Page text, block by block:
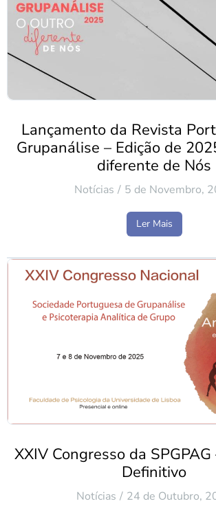
Lançamento da Revista
Grupanálise – Edição de
diferente de Nós
Notícias 5 de Novembro,
Ler Mais
XXIV Congresso da
Definitivo
Notícias 24 de Outubro,